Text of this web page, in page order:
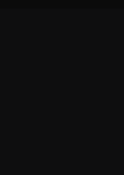
complexe est